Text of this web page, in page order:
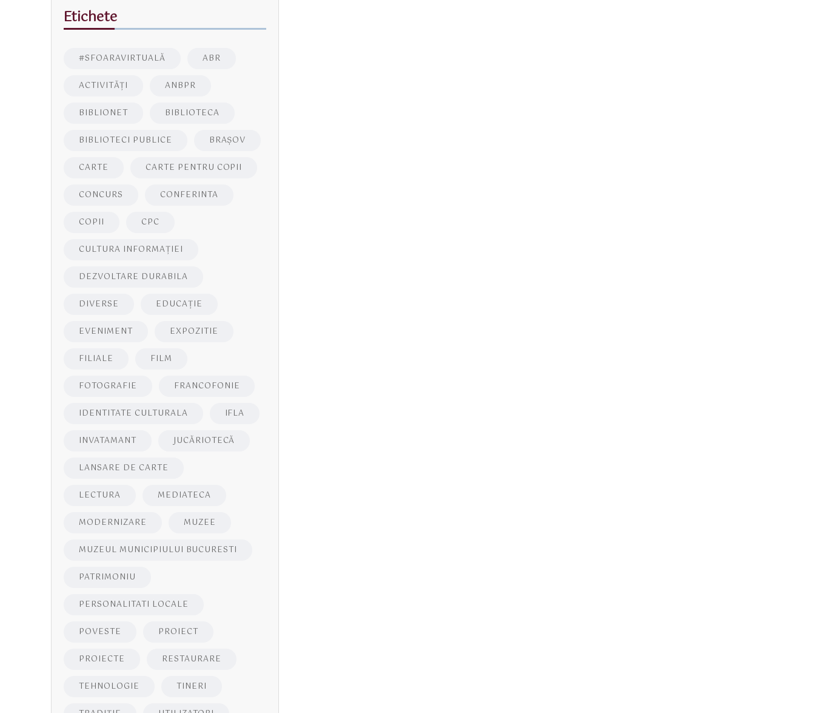
Etichete
#SFOARAVIRTUALĂ ABR
ACTIVITĂŢI ANBPR
BIBLIONET BIBLIOTECA
BIBLIOTECI PUBLICE BRAŞOV
CARTE CARTE PENTRU COPII
CONCURS CONFERINTA
COPII CPC
CULTURA INFORMAŢIEI
DEZVOLTARE DURABILA
DIVERSE EDUCAŢIE
EVENIMENT EXPOZITIE
FILIALE FILM
FOTOGRAFIE FRANCOFONIE
IDENTITATE CULTURALA IFLA
INVATAMANT JUCĂRIOTECĂ
LANSARE DE CARTE
LECTURA MEDIATECA
MODERNIZARE MUZEE
MUZEUL MUNICIPIULUI BUCURESTI
PATRIMONIU
PERSONALITATI LOCALE
POVESTE PROIECT
PROIECTE RESTAURARE
TEHNOLOGIE TINERI